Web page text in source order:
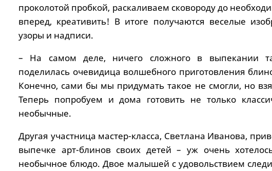
проколотой пробкой, раскаливаем сковороду до
вперед, креативить! В итоге получаются веселые
узоры и надписи.
– На самом деле, ничего сложного в выпекании
поделилась очевидица волшебного приготовления
Конечно, сами бы мы придумать такое не смогли, но
Теперь попробуем и дома готовить не только
необычные.
Другая участница мастер-класса, Светлана Иванова,
выпечке арт-блинов своих детей – уж очень
необычное блюдо. Двое малышей с удовольствием